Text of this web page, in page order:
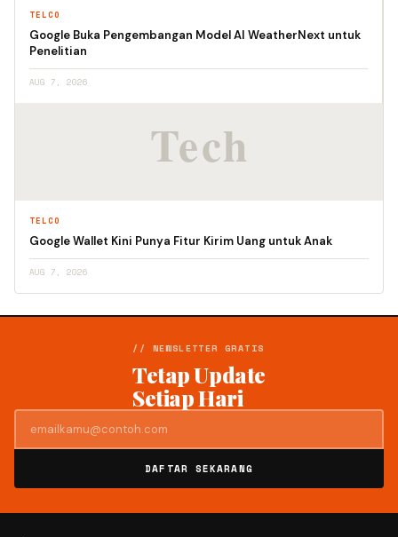
TELCO
Google Buka Pengembangan Model AI WeatherNext untuk
Penelitian
AUG 7, 2026
TELCO
Google Wallet Kini Punya Fitur Kirim Uang untuk Anak
AUG 7, 2026
// NEWSLETTER GRATIS
Tetap Update
Setiap Hari
DAFTAR SEKARANG